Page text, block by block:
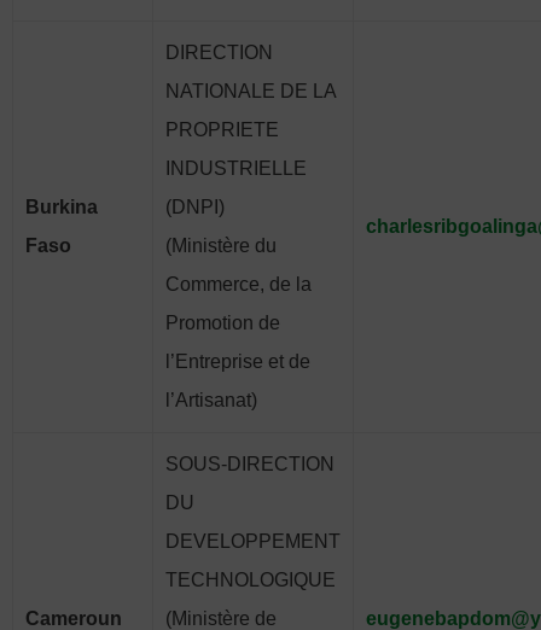
Burkina
Faso
DIRECTION
NATIONALE DE LA
PROPRIETE
INDUSTRIELLE
(DNPI)
(Ministère du
Commerce, de la
Promotion de
l’Entreprise et de
l’Artisanat)
Cameroun
SOUS-DIRECTION
DU
DEVELOPPEMENT
TECHNOLOGIQUE
(Ministère de